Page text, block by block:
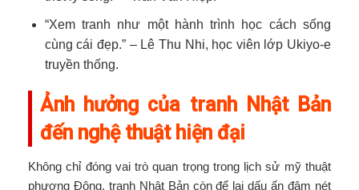
“Xem tranh như một hành trình học cách sống
cùng cái đẹp.” – Lê Thu Nhi, học viên lớp Ukiyo-e
truyền thống.
Ảnh hưởng của tranh Nhật Bản
đến nghệ thuật hiện đại
Không chỉ đóng vai trò quan trọng trong lịch sử mỹ thuật
phương Đông, tranh Nhật Bản còn để lại dấu ấn đậm nét